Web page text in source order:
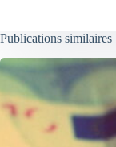
Publications similaires